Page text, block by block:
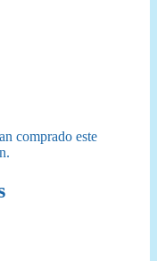
comprado este